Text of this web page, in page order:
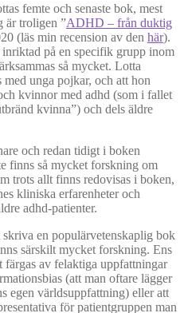
femte och senaste bok, mest
är troligen ”ADHD – från duktig
(läs min recension av den här).
på en specifik grupp inom
så mycket. Lotta
unga pojkar, och att hon
kvinnor med adhd (som i fallet
kvinna”) och dels äldre
och redan tidigt i boken
finns så mycket forskning om
trots allt finns redovisas i boken,
kliniska erfarenheter och
adhd-patienter.
en populärvetenskaplig bok
särskilt mycket forskning. Ens
färgas av felaktiga uppfattningar
(att man oftare lägger
egen världsuppfattning) eller att
för patientgruppen man